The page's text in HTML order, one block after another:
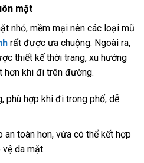
mặt
nhỏ, mềm mại nên các loại mũ
rất được ưa chuộng. Ngoài ra,
thiết kế thời trang, xu hướng
hơn khi đi trên đường.
phù hợp khi đi trong phố, dễ
toàn hơn, vừa có thể kết hợp
da mặt.